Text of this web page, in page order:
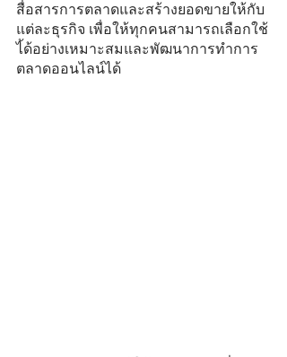
สื่อสารการตลาดและสร้างยอดขายให้กับ
แต่ละธุรกิจ เพื่อให้ทุกคนสามารถเลือกใช้
ไ้ด้อย่างเหมาะสมและพัฒนาการทำการ
ตลาดออนไลน์ได้